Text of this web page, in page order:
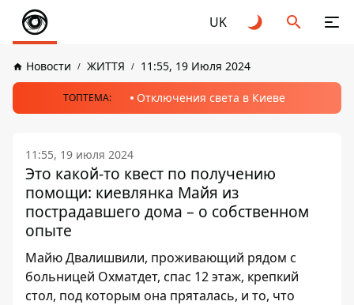
UK
Новости ЖИТТЯ 11:55, 19 Июля 2024
ТОПТЕМА: Отключения света в Киеве
11:55, 19 июля 2024
Это какой-то квест по получению
помощи: киевлянка Майя из
пострадавшего дома – о собственном
опыте
Майю Двалишвили, проживающий рядом с
больницей Охматдет, спас 12 этаж, крепкий
стол, под которым она пряталась, и то, что